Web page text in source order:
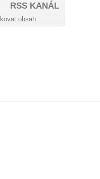
RSS KANÁL